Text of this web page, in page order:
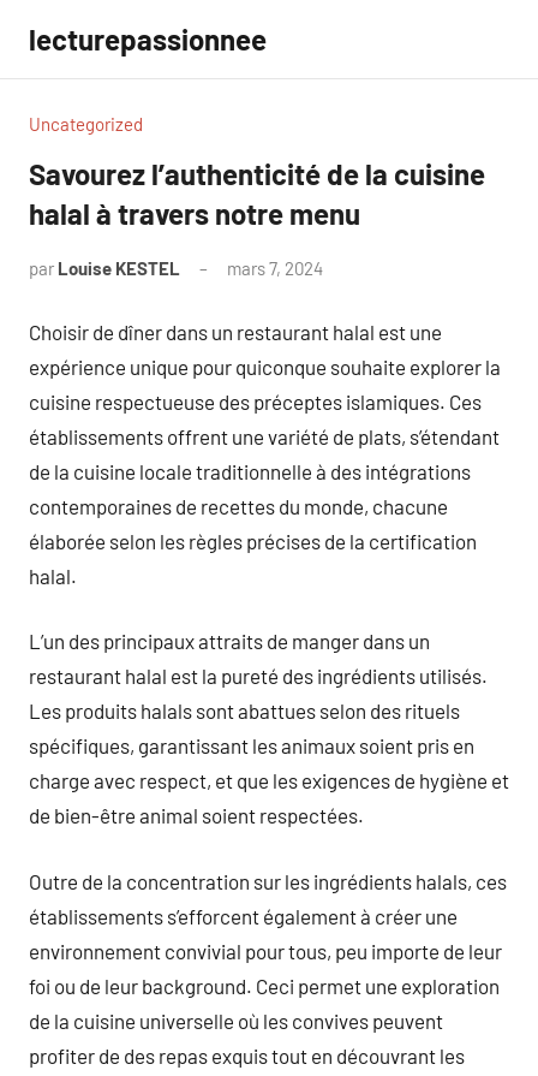
contenu
lecturepassionnee
Uncategorized
Savourez l’authenticité de la cuisine
halal à travers notre menu
par Louise KESTEL mars 7, 2024
Choisir de dîner dans un restaurant halal est une
expérience unique pour quiconque souhaite explorer la
cuisine respectueuse des préceptes islamiques. Ces
établissements offrent une variété de plats, s’étendant
de la cuisine locale traditionnelle à des intégrations
contemporaines de recettes du monde, chacune
élaborée selon les règles précises de la certification
halal.
L’un des principaux attraits de manger dans un
restaurant halal est la pureté des ingrédients utilisés.
Les produits halals sont abattues selon des rituels
spécifiques, garantissant les animaux soient pris en
charge avec respect, et que les exigences de hygiène et
de bien-être animal soient respectées.
Outre de la concentration sur les ingrédients halals, ces
établissements s’efforcent également à créer une
environnement convivial pour tous, peu importe de leur
foi ou de leur background. Ceci permet une exploration
de la cuisine universelle où les convives peuvent
profiter de des repas exquis tout en découvrant les